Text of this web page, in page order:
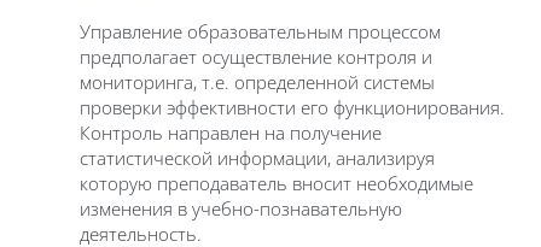
Управление образовательным процессом
предполагает осуществление контроля и
мониторинга, т.е. определенной системы
проверки эффективности его функционирования.
Контроль направлен на получение
статистической информации, анализируя
которую преподаватель вносит необходимые
изменения в учебно-познавательную
деятельность.